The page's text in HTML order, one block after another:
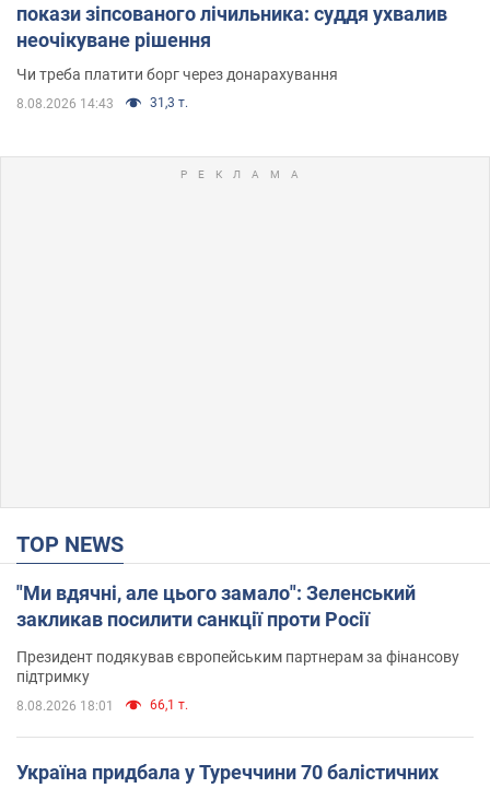
покази зіпсованого лічильника: суддя ухвалив
неочікуване рішення
Чи треба платити борг через донарахування
8.08.2026 14:43 31,3 т.
TOP NEWS
"Ми вдячні, але цього замало": Зеленський
закликав посилити санкції проти Росії
Президент подякував європейським партнерам за фінансову
підтримку
8.08.2026 18:01 66,1 т.
Україна придбала у Туреччини 70 балістичних